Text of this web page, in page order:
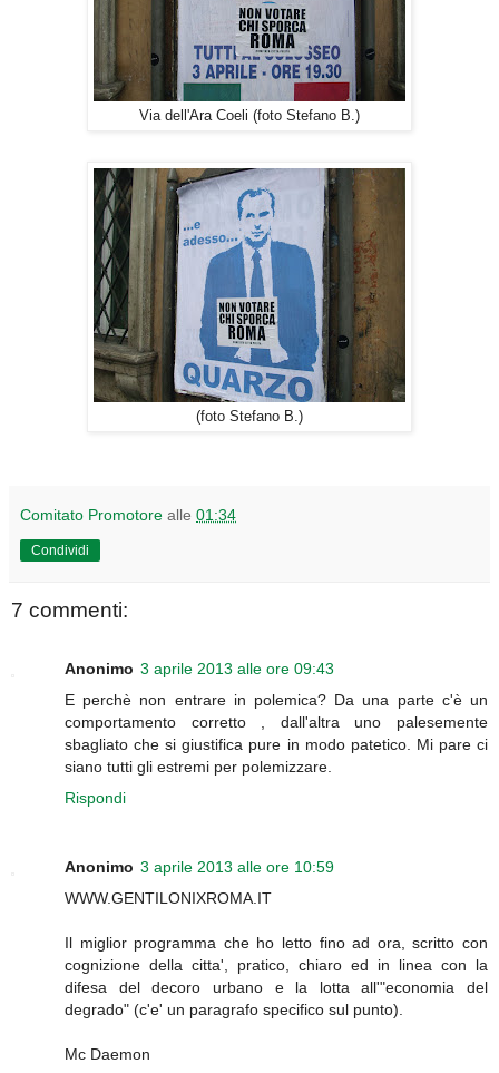
Via dell'Ara Coeli (foto Stefano B.)
(foto Stefano B.)
Comitato Promotore alle 01:34
Condividi
7 commenti:
Anonimo 3 aprile 2013 alle ore 09:43
E perchè non entrare in polemica? Da una parte c'è un
comportamento corretto , dall'altra uno palesemente
sbagliato che si giustifica pure in modo patetico. Mi pare ci
siano tutti gli estremi per polemizzare.
Rispondi
Anonimo 3 aprile 2013 alle ore 10:59
WWW.GENTILONIXROMA.IT
Il miglior programma che ho letto fino ad ora, scritto con
cognizione della citta', pratico, chiaro ed in linea con la
difesa del decoro urbano e la lotta all'"economia del
degrado" (c'e' un paragrafo specifico sul punto).
Mc Daemon